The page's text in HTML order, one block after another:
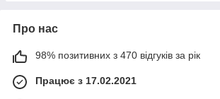
Про нас
98% позитивних з 470 відгуків за рік
Працює з 17.02.2021